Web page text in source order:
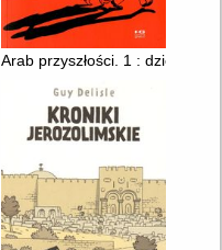
Arab przyszłości. 1 :